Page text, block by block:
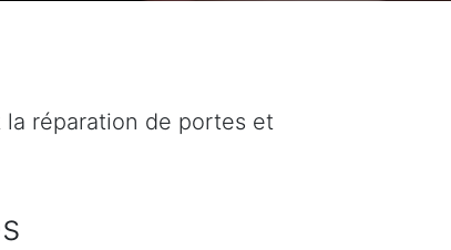
réparation de portes et